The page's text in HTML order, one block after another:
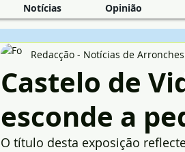
Notícias Opinião
Castelo de
esconde a
Redacção - Notícias de Arronches
O título desta exposição